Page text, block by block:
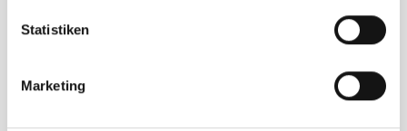
Statistiken
Marketing